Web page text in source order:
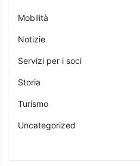
Mobilità
Notizie
Servizi per i soci
Storia
Turismo
Uncategorized